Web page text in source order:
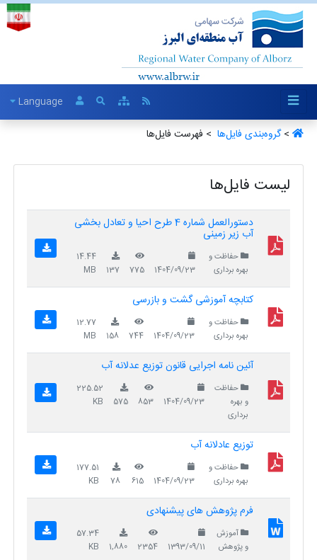
Language
>گروه‌بندی فایل‌ها ‏ > فهرست فایل‌ها
لیست فایل‌ها
دستورالعمل شماره 4 طرح احیا و تعادل بخشی
آب زیر زمینی
حفاظت و
بهره برداری
1404/09/23
775
137
14.44
MB
کتابچه آموزشی گشت و بازرسی
حفاظت و
بهره برداری
1404/09/23
744
158
12.77
MB
آئین نامه اجرایی قانون توزیع عدلانه آب
حفاظت
و بهره
برداری
1404/09/23
853
575
225.52
KB
توزیع عادلانه آب
حفاظت و
بهره برداری
1404/09/23
615
78
177.51
KB
فرم پژوهش های پیشنهادی
آموزش
و پژوهش
1393/09/11
2354
1,880
57.34
KB